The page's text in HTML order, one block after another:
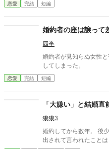
恋愛 完結 短編
婚約者の座は譲って
四季
婚約者が見知らぬ女性
してしまった。
恋愛 完結 短編
「大嫌い」と結婚直
狼狼3
婚約してから数年。 後少しで結婚というときに、婚約者から呼び
出されて言われたことは